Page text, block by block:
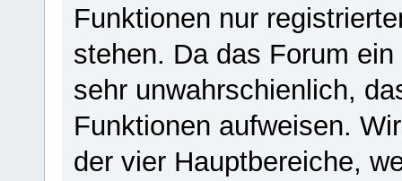
Funktionen nur
stehen. Da das Forum
sehr unwahrschienlich,
Funktionen aufweisen.
der vier Hauptbereiche,